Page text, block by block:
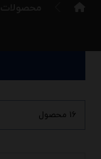
محصولات